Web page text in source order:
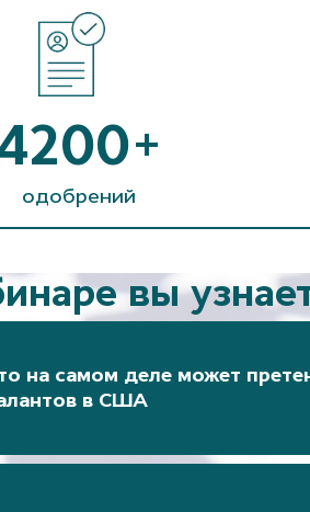
одобрений
вы
на самом деле может
в США